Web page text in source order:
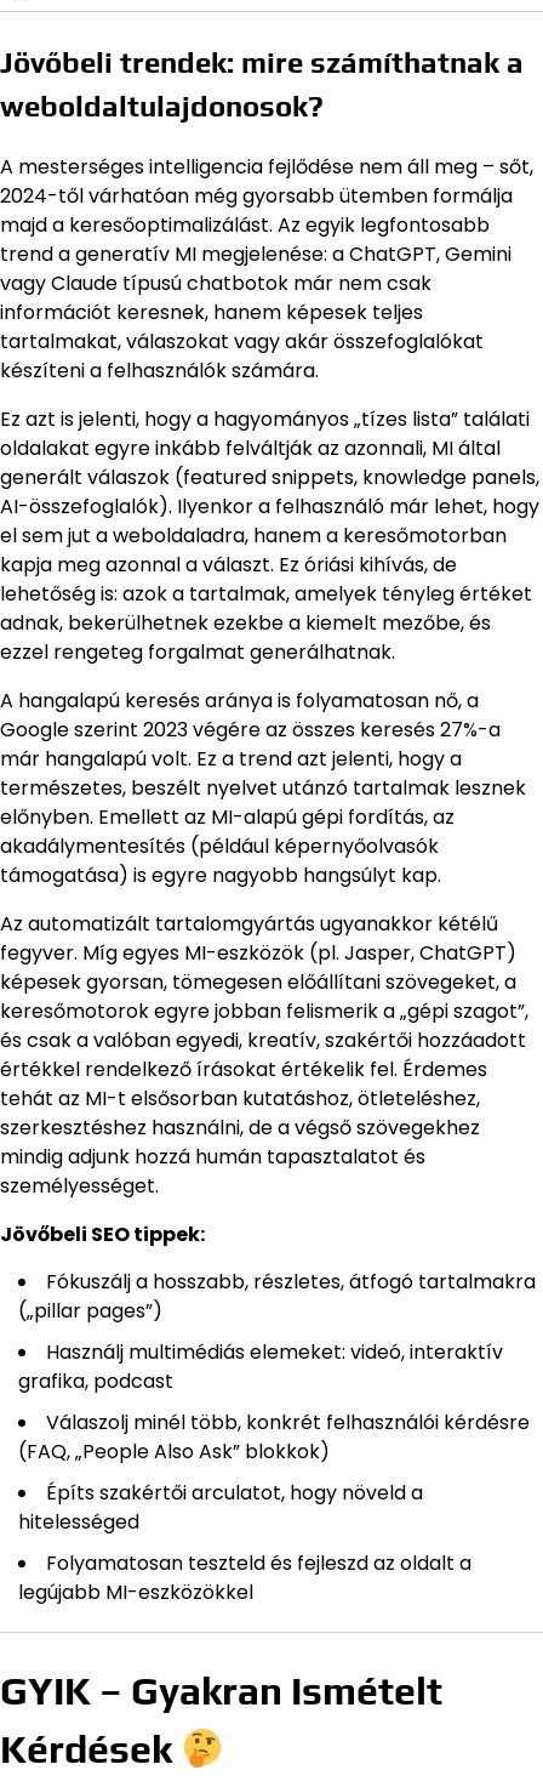
Jövőbeli trendek: mire számíthatnak a
weboldaltulajdonosok?
A mesterséges intelligencia fejlődése nem áll meg – sőt,
2024-től várhatóan még gyorsabb ütemben formálja
majd a keresőoptimalizálást. Az egyik legfontosabb
trend a generatív MI megjelenése: a ChatGPT, Gemini
vagy Claude típusú chatbotok már nem csak
információt keresnek, hanem képesek teljes
tartalmakat, válaszokat vagy akár összefoglalókat
készíteni a felhasználók számára.
Ez azt is jelenti, hogy a hagyományos „tízes lista” találati
oldalakat egyre inkább felváltják az azonnali, MI által
generált válaszok (featured snippets, knowledge panels,
AI-összefoglalók). Ilyenkor a felhasználó már lehet, hogy
el sem jut a weboldaladra, hanem a keresőmotorban
kapja meg azonnal a választ. Ez óriási kihívás, de
lehetőség is: azok a tartalmak, amelyek tényleg értéket
adnak, bekerülhetnek ezekbe a kiemelt mezőbe, és
ezzel rengeteg forgalmat generálhatnak.
A hangalapú keresés aránya is folyamatosan nő, a
Google szerint 2023 végére az összes keresés 27%-a
már hangalapú volt. Ez a trend azt jelenti, hogy a
természetes, beszélt nyelvet utánzó tartalmak lesznek
előnyben. Emellett az MI-alapú gépi fordítás, az
akadálymentesítés (például képernyőolvasók
támogatása) is egyre nagyobb hangsúlyt kap.
Az automatizált tartalomgyártás ugyanakkor kétélű
fegyver. Míg egyes MI-eszközök (pl. Jasper, ChatGPT)
képesek gyorsan, tömegesen előállítani szövegeket, a
keresőmotorok egyre jobban felismerik a „gépi szagot”,
és csak a valóban egyedi, kreatív, szakértői hozzáadott
értékkel rendelkező írásokat értékelik fel. Érdemes
tehát az MI-t elsősorban kutatáshoz, ötleteléshez,
szerkesztéshez használni, de a végső szövegekhez
mindig adjunk hozzá humán tapasztalatot és
személyességet.
Jövőbeli SEO tippek:
Fókuszálj a hosszabb, részletes, átfogó tartalmakra
(„pillar pages”)
Használj multimédiás elemeket: videó, interaktív
grafika, podcast
Válaszolj minél több, konkrét felhasználói kérdésre
(FAQ, „People Also Ask” blokkok)
Építs szakértői arculatot, hogy növeld a
hitelességed
Folyamatosan teszteld és fejleszd az oldalt a
legújabb MI-eszközökkel
GYIK – Gyakran Ismételt
Kérdések